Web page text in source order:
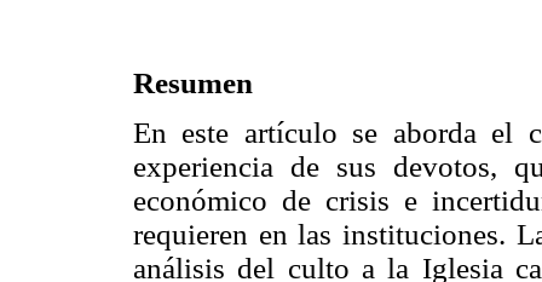
Resumen
En este artículo se aborda el
experiencia de sus devotos,
económico de crisis e
requieren en las instituciones.
análisis del culto a la Iglesia